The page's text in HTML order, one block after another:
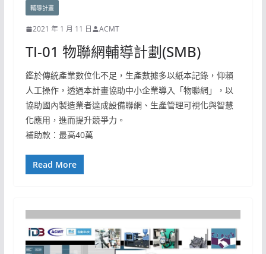
輔導計畫
2021 年 1 月 11 日 ACMT
TI-01 物聯網輔導計劃(SMB)
鑑於傳統產業數位化不足，生產數據多以紙本記錄，仰賴
人工操作，透過本計畫協助中小企業導入「物聯網」，以
協助國內製造業者達成設備聯網、生產管理可視化與智慧
化應用，進而提升競爭力。
補助款：最高40萬
Read More